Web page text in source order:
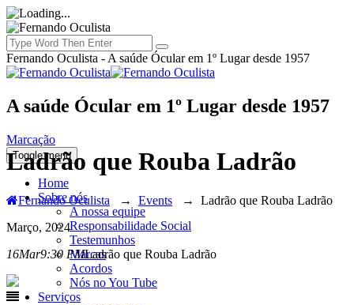
Fernando Oculista - A saúde Ócular em 1º Lugar desde 1957
A saúde Ócular em 1º Lugar desde 1957
Marcação
Toggle menu
Home
Sobre nós
A nossa equipe
Responsabilidade Social
Testemunhos
Marcas
Acordos
Nós no You Tube
Serviços
Ladrão que Rouba Ladrão
Fernando Oculista → Events → Ladrão que Rouba Ladrão
Março, 2024
16Mar9:30 PMLadrão que Rouba Ladrão